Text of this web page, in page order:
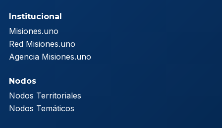
Institucional
Misiones.uno
Red Misiones.uno
Agencia Misiones.uno
Nodos
Nodos Territoriales
Nodos Temáticos